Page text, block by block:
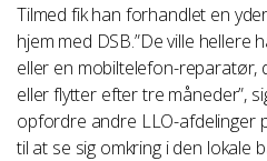
Tilmed fik han forhandlet en
hjem med DSB.”De ville hellere
eller en mobiltelefon-reparatør,
eller flytter efter tre måneder”,
opfordre andre LLO-afdelinger
til at se sig omkring i den lokale